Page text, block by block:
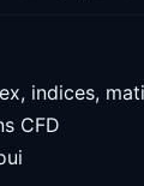
indices,
CFD